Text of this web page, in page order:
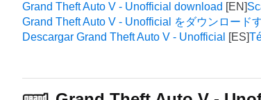
Grand Theft Auto V - Unofficial download
Grand Theft Auto V - Unofficial をダウンロード
Descargar Grand Theft Auto V - Unofficial